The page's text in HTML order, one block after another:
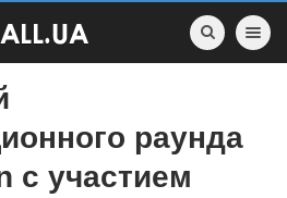
Toggle
раунда
с участием